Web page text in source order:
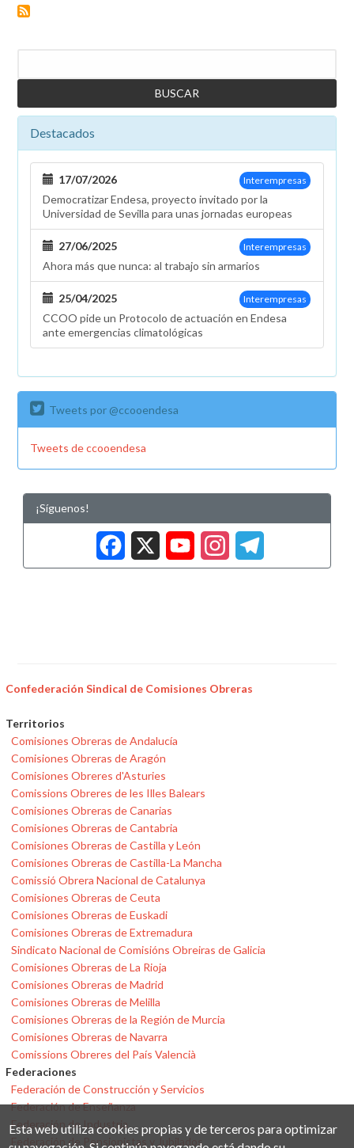
Destacados
Interempresas
17/07/2026
Democratizar Endesa, proyecto invitado por la
Universidad de Sevilla para unas jornadas europeas
Interempresas
27/06/2025
Ahora más que nunca: al trabajo sin armarios
Interempresas
25/04/2025
CCOO pide un Protocolo de actuación en Endesa
ante emergencias climatológicas
Tweets por @ccooendesa
Tweets de ccooendesa
¡Síguenos!
Facebook
X
Confederación Sindical de Comisiones Obreras
Territorios
Comisiones Obreras de Andalucía
Comisiones Obreras de Aragón
Comisiones Obreres d'Asturies
Comissions Obreres de les Illes Balears
Comisiones Obreras de Canarias
Comisiones Obreras de Cantabria
Comisiones Obreras de Castilla y León
Comisiones Obreras de Castilla-La Mancha
Comissió Obrera Nacional de Catalunya
Comisiones Obreras de Ceuta
Comisiones Obreras de Euskadi
Comisiones Obreras de Extremadura
Sindicato Nacional de Comisións Obreiras de Galicia
Comisiones Obreras de La Rioja
Comisiones Obreras de Madrid
Comisiones Obreras de Melilla
Comisiones Obreras de la Región de Murcia
Comisiones Obreras de Navarra
Comissions Obreres del País Valencià
Federaciones
Federación de Construcción y Servicios
Federación de Enseñanza
Federación de Industria
Federación de Pensionistas y Jubilados
Esta web utiliza cookies propias y de terceros para optimizar